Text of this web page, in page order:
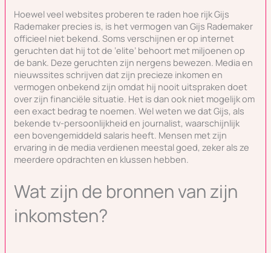
Hoewel veel websites proberen te raden hoe rijk Gijs
Rademaker precies is, is het vermogen van Gijs Rademaker
officieel niet bekend. Soms verschijnen er op internet
geruchten dat hij tot de ‘elite’ behoort met miljoenen op
de bank. Deze geruchten zijn nergens bewezen. Media en
nieuwssites schrijven dat zijn precieze inkomen en
vermogen onbekend zijn omdat hij nooit uitspraken doet
over zijn financiële situatie. Het is dan ook niet mogelijk om
een exact bedrag te noemen. Wel weten we dat Gijs, als
bekende tv-persoonlijkheid en journalist, waarschijnlijk
een bovengemiddeld salaris heeft. Mensen met zijn
ervaring in de media verdienen meestal goed, zeker als ze
meerdere opdrachten en klussen hebben.
Wat zijn de bronnen van zijn
inkomsten?